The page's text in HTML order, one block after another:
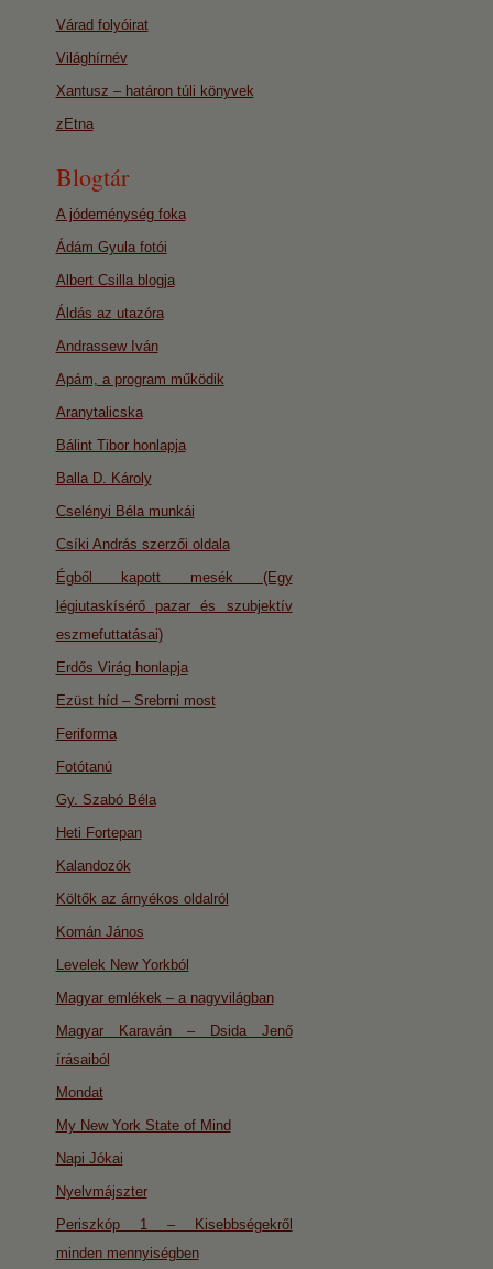
Várad folyóirat
Világhírnév
Xantusz – határon túli könyvek
zEtna
Blogtár
A jódeménység foka
Ádám Gyula fotói
Albert Csilla blogja
Áldás az utazóra
Andrassew Iván
Apám, a program működik
Aranytalicska
Bálint Tibor honlapja
Balla D. Károly
Cselényi Béla munkái
Csíki András szerzői oldala
Égből kapott mesék (Egy
légiutaskísérő pazar és szubjektív
eszmefuttatásai)
Erdős Virág honlapja
Ezüst híd – Srebrni most
Feriforma
Fotótanú
Gy. Szabó Béla
Heti Fortepan
Kalandozók
Költők az árnyékos oldalról
Komán János
Levelek New Yorkból
Magyar emlékek – a nagyvilágban
Magyar Karaván – Dsida Jenő
írásaiból
Mondat
My New York State of Mind
Napi Jókai
Nyelvmájszter
Periszkóp 1 – Kisebbségekről
minden mennyiségben